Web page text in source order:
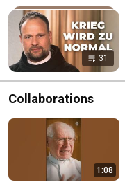
31
Collaborations
1:08